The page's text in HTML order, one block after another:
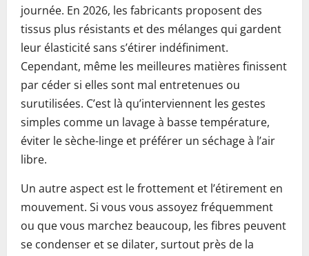
journée. En 2026, les fabricants proposent des
tissus plus résistants et des mélanges qui gardent
leur élasticité sans s’étirer indéfiniment.
Cependant, même les meilleures matières finissent
par céder si elles sont mal entretenues ou
surutilisées. C’est là qu’interviennent les gestes
simples comme un lavage à basse température,
éviter le sèche-linge et préférer un séchage à l’air
libre.
Un autre aspect est le frottement et l’étirement en
mouvement. Si vous vous assoyez fréquemment
ou que vous marchez beaucoup, les fibres peuvent
se condenser et se dilater, surtout près de la